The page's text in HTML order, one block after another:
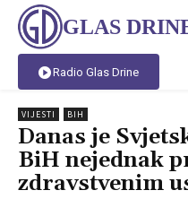
GLAS
Radio Glas Drine
VIJESTI BIH
Danas je
BiH nejednak
zdravstvenim